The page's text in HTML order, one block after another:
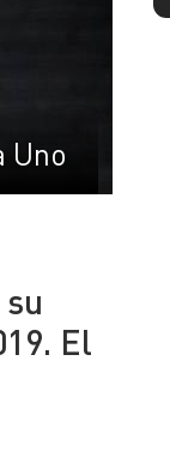
Uno
El